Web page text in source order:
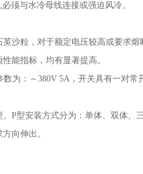
,必须与水冷母线连接或强迫风冷。
沙粒，对于额定电压较高或要求
能指标，均有显著提高。
数为：～ 380V 5A ，开关具有一对常
P型安装方式分为：单体、双体、
向伸出。